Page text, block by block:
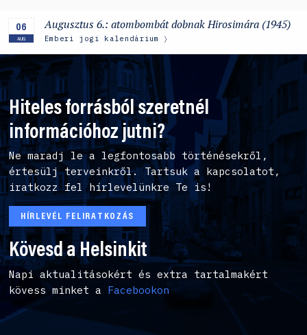
06
AUG
Augusztus 6.: atombombát dobnak Hirosimára (1945)
Emberi jogi kalendárium
Hiteles forrásból szeretnél
információhoz jutni?
Ne maradj le a legfontosabb történésekről,
értesülj terveinkről. Tartsuk a kapcsolatot,
iratkozz fel hírlevelünkre Te is!
HÍRLEVÉL FELIRATKOZÁS
Kövesd a Helsinkit
Napi aktualitásokért és extra tartalmakért
kövess minket a Facebookon